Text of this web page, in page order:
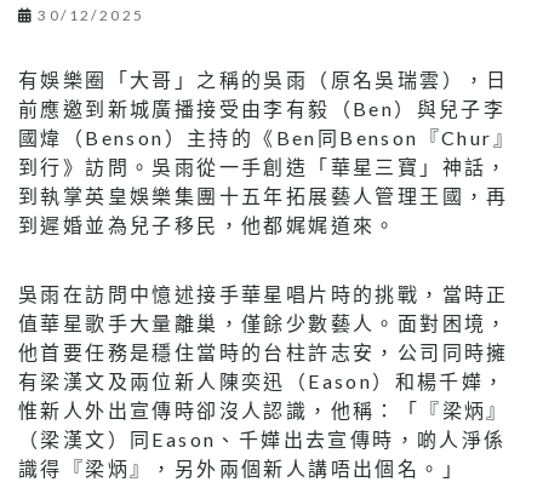
30/12/2025
有娛樂圈「大哥」之稱的吳雨（原名吳瑞雲），日
前應邀到新城廣播接受由李有毅（Ben）與兒子李
國煒（Benson）主持的《Ben同Benson『Chur』
到行》訪問。吳雨從一手創造「華星三寶」神話，
到執掌英皇娛樂集團十五年拓展藝人管理王國，再
到遲婚並為兒子移民，他都娓娓道來。
吳雨在訪問中憶述接手華星唱片時的挑戰，當時正
值華星歌手大量離巢，僅餘少數藝人。面對困境，
他首要任務是穩住當時的台柱許志安，公司同時擁
有梁漢文及兩位新人陳奕迅（Eason）和楊千嬅，
惟新人外出宣傳時卻沒人認識，他稱：「『梁炳』
（梁漢文）同Eason、千嬅出去宣傳時，啲人淨係
識得『梁炳』，另外兩個新人講唔出個名。」